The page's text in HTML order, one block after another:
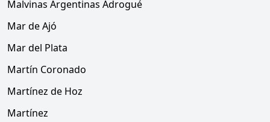
Malvinas Argentinas Adrogué
Mar de Ajó
Mar del Plata
Martín Coronado
Martínez de Hoz
Martínez